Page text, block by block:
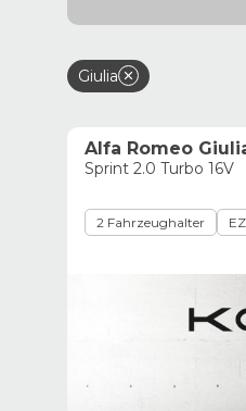
Giulia
Alfa Romeo
Sprint 2.0 Turbo 16V
2 Fahrzeughalter